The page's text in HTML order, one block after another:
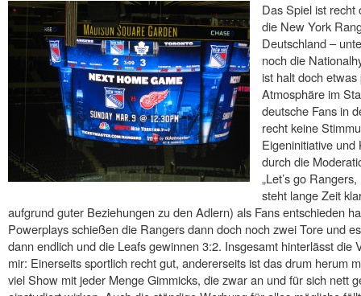
Das Spiel ist recht
die New York
Deutschland –
noch die
ist halt doch
Atmosphäre im
deutsche Fans in
recht keine
Eigeninitiative
durch die
„Let’s go
steht lange Zeit
aufgrund guter Beziehungen zu den Adlern) als Fans entschieden
Powerplays schießen die Rangers dann doch noch zwei Tore und
dann endlich und die Leafs gewinnen 3:2. Insgesamt hinterlässt die
mir: Einerseits sportlich recht gut, andererseits ist das drum herum
viel Show mit jeder Menge Gimmicks, die zwar an und für sich nett